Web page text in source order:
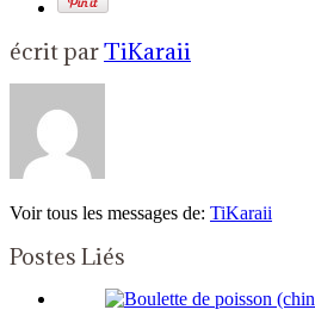
écrit parTiKaraii
Voir tous les messages de: TiKaraii
Postes Liés